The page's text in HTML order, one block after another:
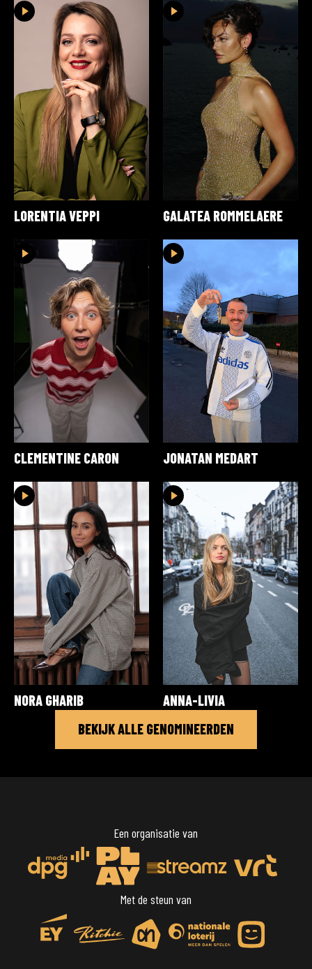
LORENTIA VEPPI GALATEA ROMMELAERE
CLEMENTINE CARON JONATAN MEDART
NORA GHARIB
ANNA-LIVIA
BEKIJK ALLE GENOMINEERDEN
Een organisatie van
Met de steun van